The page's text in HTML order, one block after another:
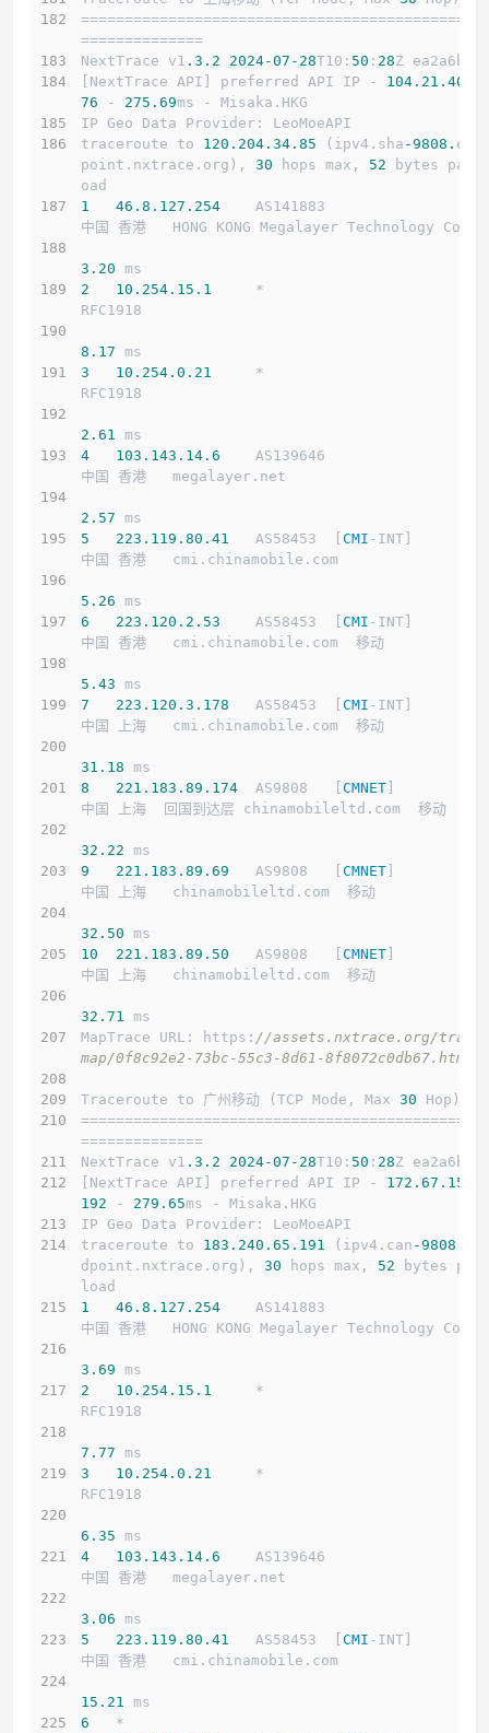
==============================================
==============
NextTrace v1 .3 .2 2024-07 -28T10: 50 : 28Z ea2a6b5
[NextTrace API] preferred API IP - 104.21 .40
76 - 275.69ms - Misaka.HKG
IP Geo Data Provider: LeoMoeAPI
traceroute to 120.204 .34 .85 (ipv4.sha -9808. end
point.nxtrace.org), 30 hops max, 52 bytes payl
oad
1
46.8 .127 .254
    AS141883
中国 香港   HONG KONG Megalayer Technology Co
3.20 ms
2
10.254 .15 .1
     *
RFC1918
8.17 ms
3
10.254 .0 .21
     *
RFC1918
2.61 ms
4
103.143 .14 .6
    AS139646
中国 香港   megalayer.net
2.57 ms
5
223.119 .80 .41
   AS58453  [
CMI -INT]
中国 香港   cmi.chinamobile.com
5.26 ms
6
223.120 .2 .53
    AS58453  [
CMI -INT]
中国 香港   cmi.chinamobile.com  移动
5.43 ms
7
223.120 .3 .178
   AS58453  [
CMI -INT]
中国 上海   cmi.chinamobile.com  移动
31.18 ms
8
221.183 .89 .174
  AS9808   [
CMNET
中国 上海  回国到达层 chinamobileltd.com  移动
32.22 ms
9
221.183 .89 .69
   AS9808   [
CMNET
中国 上海   chinamobileltd.com  移动
32.50 ms
10
221.183 .89 .50
   AS9808   [
CMNET
中国 上海   chinamobileltd.com  移动
32.71 ms
MapTrace URL: https: //assets.nxtrace.org/trace
map/0f8c92e2-73bc-55c3-8d61-8f8072c0db67.html
Traceroute to 广州移动 (TCP Mode, Max 30 Hop)
==============================================
==============
NextTrace v1 .3 .2 2024-07 -28T10: 50 : 28Z ea2a6b5
[NextTrace API] preferred API IP - 172.67 .155
192 - 279.65ms - Misaka.HKG
IP Geo Data Provider: LeoMoeAPI
traceroute to 183.240 .65 .191 (ipv4.can -9808.
dpoint.nxtrace.org), 30 hops max, 52 bytes pay
load
1
46.8 .127 .254
    AS141883
中国 香港   HONG KONG Megalayer Technology Co
3.69 ms
2
10.254 .15 .1
     *
RFC1918
7.77 ms
3
10.254 .0 .21
     *
RFC1918
6.35 ms
4
103.143 .14 .6
    AS139646
中国 香港   megalayer.net
3.06 ms
5
223.119 .80 .41
   AS58453  [
CMI -INT]
中国 香港   cmi.chinamobile.com
15.21 ms
6
   *